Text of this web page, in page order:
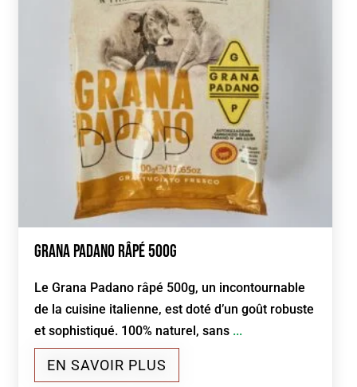
Grana Padano râpé 500g
Le Grana Padano râpé 500g, un incontournable
de la cuisine italienne, est doté d’un goût robuste
et sophistiqué. 100% naturel, sans ...
EN SAVOIR PLUS